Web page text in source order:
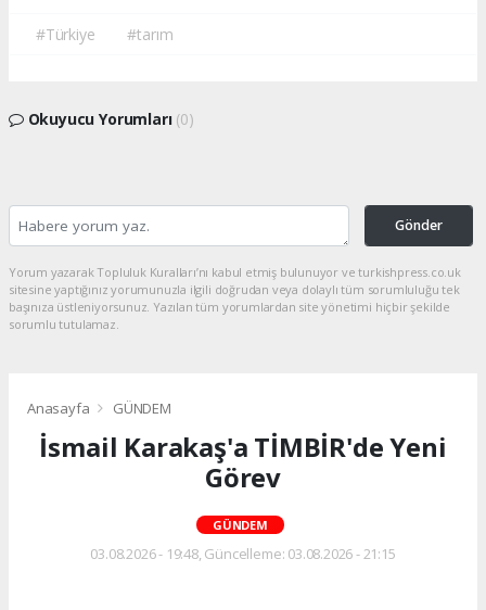
#Türkiye #tarım
Okuyucu Yorumları (0)
Gönder
Yorum yazarak Topluluk Kuralları’nı kabul etmiş bulunuyor ve turkishpress.co.uk
sitesine yaptığınız yorumunuzla ilgili doğrudan veya dolaylı tüm sorumluluğu tek
başınıza üstleniyorsunuz. Yazılan tüm yorumlardan site yönetimi hiçbir şekilde
sorumlu tutulamaz.
Anasayfa GÜNDEM
İsmail Karakaş'a TİMBİR'de Yeni
Görev
GÜNDEM
03.08.2026 - 19:48, Güncelleme: 03.08.2026 - 21:15